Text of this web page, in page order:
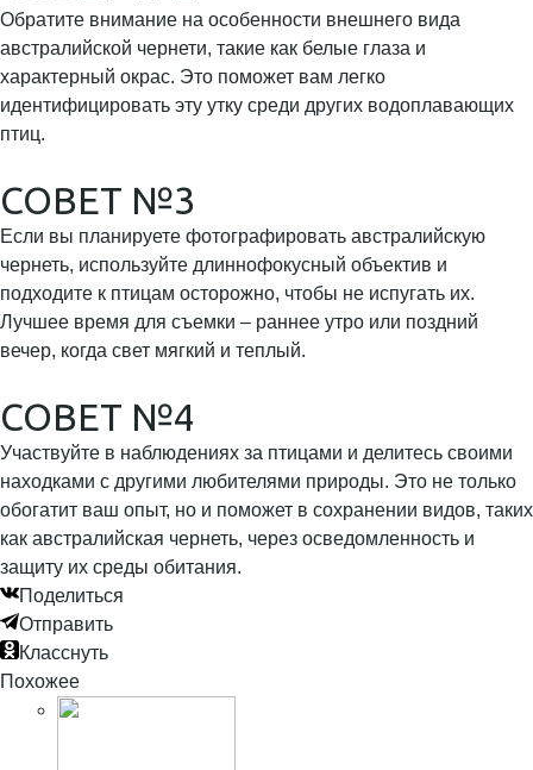
Обратите внимание на особенности внешнего вида
австралийской чернети, такие как белые глаза и
характерный окрас. Это поможет вам легко
идентифицировать эту утку среди других водоплавающих
птиц.
СОВЕТ №3
Если вы планируете фотографировать австралийскую
чернеть, используйте длиннофокусный объектив и
подходите к птицам осторожно, чтобы не испугать их.
Лучшее время для съемки – раннее утро или поздний
вечер, когда свет мягкий и теплый.
СОВЕТ №4
Участвуйте в наблюдениях за птицами и делитесь своими
находками с другими любителями природы. Это не только
обогатит ваш опыт, но и поможет в сохранении видов, таких
как австралийская чернеть, через осведомленность и
защиту их среды обитания.
Поделиться
Отправить
Класснуть
Похожее